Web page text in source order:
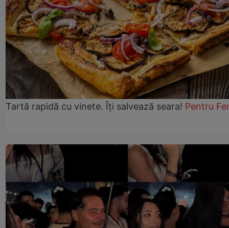
Tartă rapidă cu vinete. Îți salvează seara! Pentru